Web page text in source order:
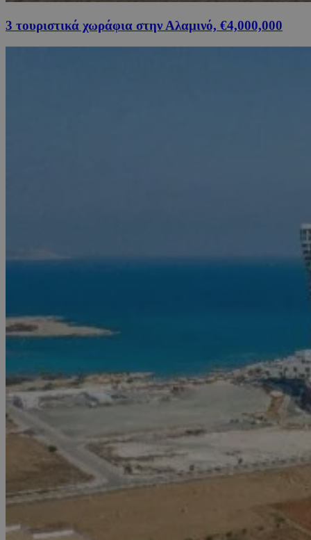
3 τουριστικά χωράφια στην Αλαμινό, €4,000,000